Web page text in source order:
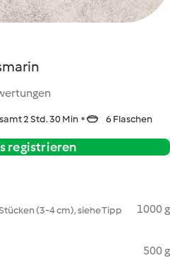
2 Std. 30 Min 6 Flaschen
registrieren
(3-4 cm), siehe Tipp
1000 g
500 g